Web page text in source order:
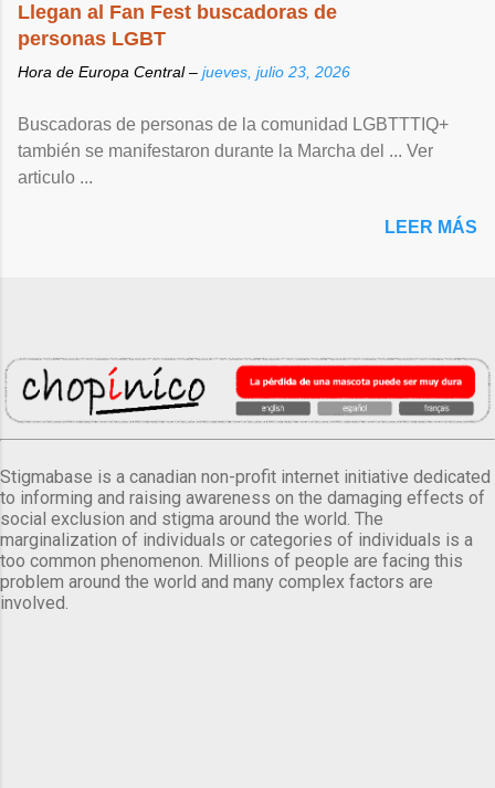
Llegan al Fan Fest buscadoras de
personas LGBT
Hora de Europa Central – jueves, julio 23, 2026
Buscadoras de personas de la comunidad LGBTTTIQ+
también se manifestaron durante la Marcha del ... Ver
articulo ...
LEER MÁS
Stigmabase is a canadian non-profit internet initiative dedicated
to informing and raising awareness on the damaging effects of
social exclusion and stigma around the world. The
marginalization of individuals or categories of individuals is a
too common phenomenon. Millions of people are facing this
problem around the world and many complex factors are
involved.